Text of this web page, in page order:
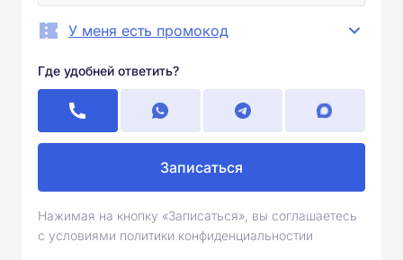
У меня есть промокод
Где удобней ответить?
Записаться
Нажимая на кнопку «Записаться», вы соглашаетесь
с условиями политики конфиденциальностии